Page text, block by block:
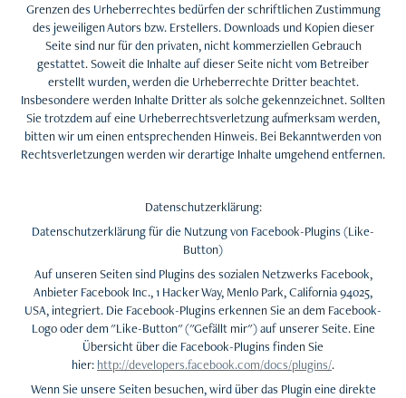
Grenzen des Urheberrechtes bedürfen der schriftlichen Zustimmung
des jeweiligen Autors bzw. Erstellers. Downloads und Kopien dieser
Seite sind nur für den privaten, nicht kommerziellen Gebrauch
gestattet. Soweit die Inhalte auf dieser Seite nicht vom Betreiber
erstellt wurden, werden die Urheberrechte Dritter beachtet.
Insbesondere werden Inhalte Dritter als solche gekennzeichnet. Sollten
Sie trotzdem auf eine Urheberrechtsverletzung aufmerksam werden,
bitten wir um einen entsprechenden Hinweis. Bei Bekanntwerden von
Rechtsverletzungen werden wir derartige Inhalte umgehend entfernen.
Datenschutzerklärung:
Datenschutzerklärung für die Nutzung von Facebook-Plugins (Like-
Button)
Auf unseren Seiten sind Plugins des sozialen Netzwerks Facebook,
Anbieter Facebook Inc., 1 Hacker Way, Menlo Park, California 94025,
USA, integriert. Die Facebook-Plugins erkennen Sie an dem Facebook-
Logo oder dem "Like-Button" ("Gefällt mir") auf unserer Seite. Eine
Übersicht über die Facebook-Plugins finden Sie
hier: http://developers.facebook.com/docs/plugins/.
Wenn Sie unsere Seiten besuchen, wird über das Plugin eine direkte